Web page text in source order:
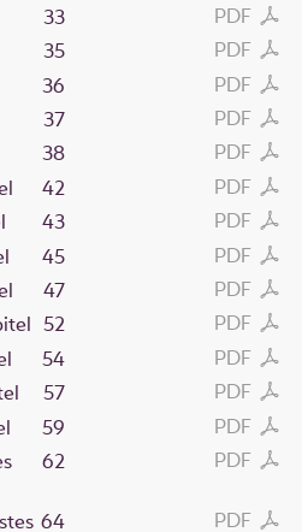
PDF
33
PDF
35
PDF
36
PDF
37
PDF
38
PDF
42
PDF
43
PDF
45
PDF
47
PDF
52
PDF
54
PDF
57
PDF
59
PDF
62
PDF
64